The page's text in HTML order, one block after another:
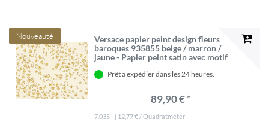
Nouveauté
Versace papier peint design fleurs
baroques 935855 beige / marron /
jaune - Papier peint satin avec motif
Prêt à expédier dans les 24 heures.
89,90 € *
7.035 | 12,77 € / Quadratmeter